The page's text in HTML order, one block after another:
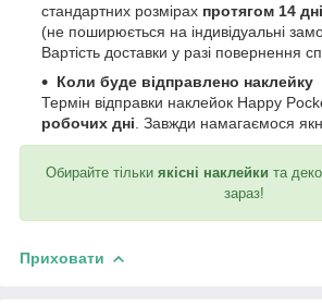
стандартних розмірах протягом 14
(не поширюється на індивідуальні
Вартість доставки у разі повернення
Коли буде відправлено наклейку
Термін відправки наклейок Happy
робочих дні . Завжди намагаємося
Обирайте тільки якісні наклейки та
зараз!
Приховати